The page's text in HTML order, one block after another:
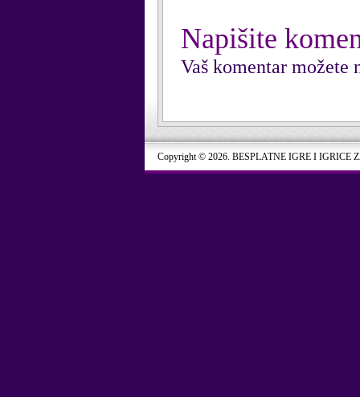
Napišite
Vaš komentar možete
Copyright © 2026. BESPLATNE IGRE I IGRICE